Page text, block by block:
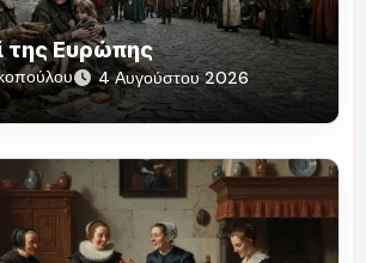
της Ευρώπης
4 Αυγούστου 2026